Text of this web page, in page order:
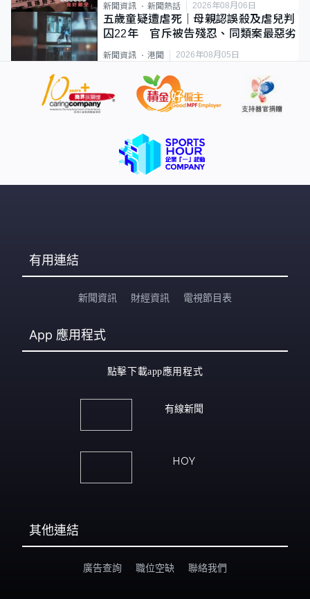
新聞資訊 新聞熱話 2026年08月06日
五歲童疑遭虐死｜母親認誤殺及虐兒判
囚22年 官斥被告殘忍、同類案最惡劣
新聞資訊 港聞 2026年08月05日
有用連結
新聞資訊 財經資訊 電視節目表
App 應用程式
點擊下載app應用程式
有線新聞
HOY
其他連結
廣告查詢 職位空缺 聯絡我們